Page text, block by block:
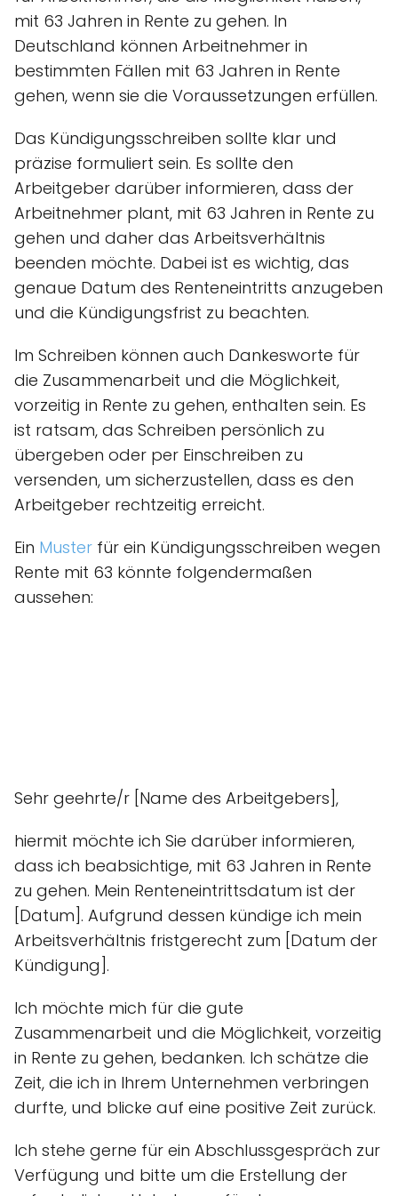
mit 63 Jahren in Rente zu gehen. In
Deutschland können Arbeitnehmer in
bestimmten Fällen mit 63 Jahren in Rente
gehen, wenn sie die Voraussetzungen erfüllen.
Das Kündigungsschreiben sollte klar und
präzise formuliert sein. Es sollte den
Arbeitgeber darüber informieren, dass der
Arbeitnehmer plant, mit 63 Jahren in Rente zu
gehen und daher das Arbeitsverhältnis
beenden möchte. Dabei ist es wichtig, das
genaue Datum des Renteneintritts anzugeben
und die Kündigungsfrist zu beachten.
Im Schreiben können auch Dankesworte für
die Zusammenarbeit und die Möglichkeit,
vorzeitig in Rente zu gehen, enthalten sein. Es
ist ratsam, das Schreiben persönlich zu
übergeben oder per Einschreiben zu
versenden, um sicherzustellen, dass es den
Arbeitgeber rechtzeitig erreicht.
Ein Muster für ein Kündigungsschreiben wegen
Rente mit 63 könnte folgendermaßen
aussehen:
Sehr geehrte/r [Name des Arbeitgebers],
hiermit möchte ich Sie darüber informieren,
dass ich beabsichtige, mit 63 Jahren in Rente
zu gehen. Mein Renteneintrittsdatum ist der
[Datum]. Aufgrund dessen kündige ich mein
Arbeitsverhältnis fristgerecht zum [Datum der
Kündigung].
Ich möchte mich für die gute
Zusammenarbeit und die Möglichkeit, vorzeitig
in Rente zu gehen, bedanken. Ich schätze die
Zeit, die ich in Ihrem Unternehmen verbringen
durfte, und blicke auf eine positive Zeit zurück.
Ich stehe gerne für ein Abschlussgespräch zur
Verfügung und bitte um die Erstellung der